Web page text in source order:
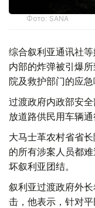
Фото: SANA
综合叙利亚通讯社
内部的炸弹被引爆
院及救护部门的应急
过渡政府内政部安
放道路供民用车辆通
大马士革农村省省
的所有涉案人员都
坏叙利亚团结。
叙利亚过渡政府外
击，他表示，针对